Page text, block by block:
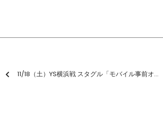
11/18（土）YS横浜戦 スタグル「モバイル事前オーダー」